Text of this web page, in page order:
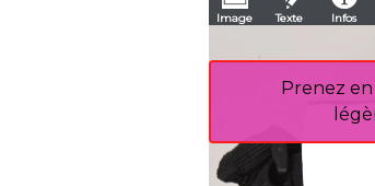
Image Texte Infos
Prenez